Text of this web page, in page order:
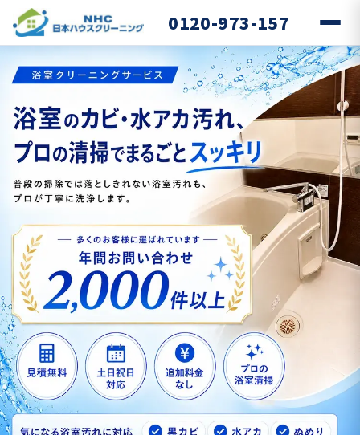
0120-973-157
京都市・宇治市・長岡京市の浴